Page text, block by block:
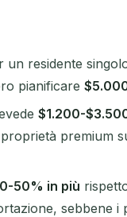
residente
pianificare
$1.200-
premium
50% in più
sebbene